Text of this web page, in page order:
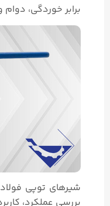
برابر خوردگی،
شیرهای توپی
بررسی عملکرد،